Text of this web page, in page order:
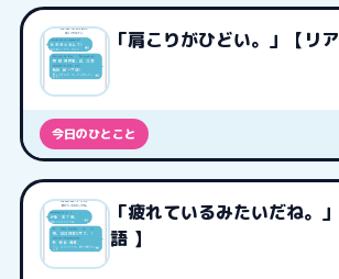
「肩こりがひどい。」【リ
今日のひとこと
「疲れているみたいだね。
語 】